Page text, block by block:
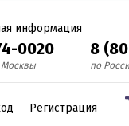
информация
0020
Москвы
8
по
Регистрация